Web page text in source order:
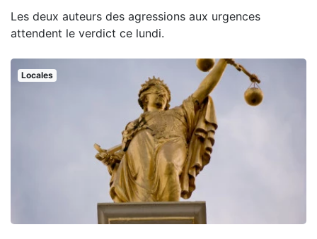
Les deux auteurs des agressions aux urgences
attendent le verdict ce lundi.
Locales